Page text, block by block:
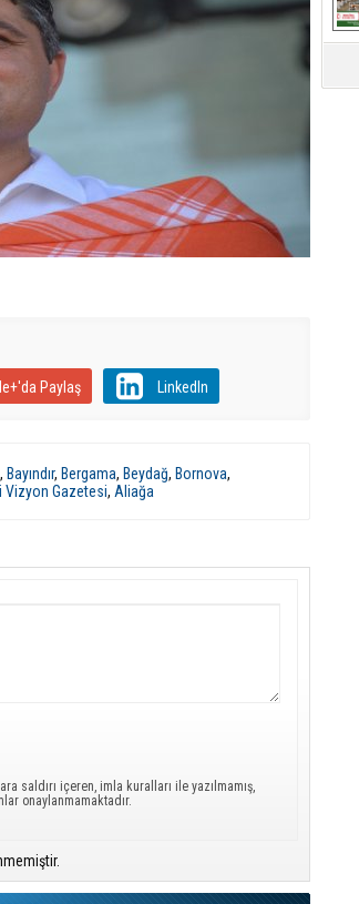
Paylaş LinkedIn
, Bayındır, Bergama, Beydağ, Bornova,
Vizyon Gazetesi, Aliağa
saldırı içeren, imla kuralları ile yazılmamış,
onaylanmamaktadır.